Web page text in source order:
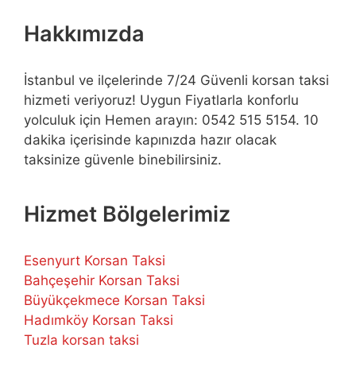
Hakkımızda
İstanbul ve ilçelerinde 7/24 Güvenli korsan taksi
hizmeti veriyoruz! Uygun Fiyatlarla konforlu
yolculuk için Hemen arayın: 0542 515 5154. 10
dakika içerisinde kapınızda hazır olacak
taksinize güvenle binebilirsiniz.
Hizmet Bölgelerimiz
Esenyurt Korsan Taksi
Bahçeşehir Korsan Taksi
Büyükçekmece Korsan Taksi
Hadımköy Korsan Taksi
Tuzla korsan taksi